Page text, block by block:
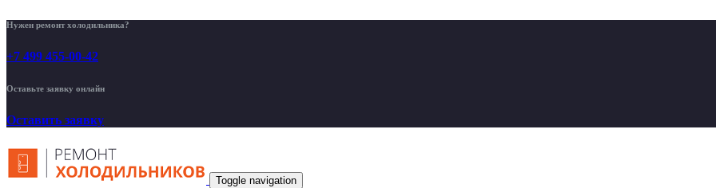
Нужен ремонт холодильника?
+7 499 455-00-42
Оставьте заявку онлайн
Оставить заявку
Toggle navigation